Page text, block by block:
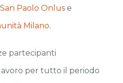
Paolo Onluse
Milano.
partecipanti
per tutto il periodo